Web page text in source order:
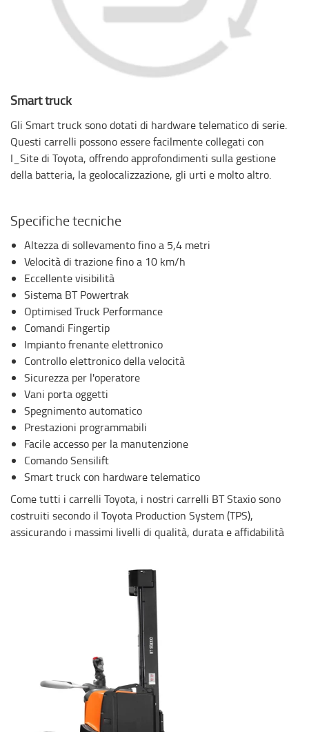
Smart truck
Gli Smart truck sono dotati di hardware telematico di serie.
Questi carrelli possono essere facilmente collegati con
I_Site di Toyota, offrendo approfondimenti sulla gestione
della batteria, la geolocalizzazione, gli urti e molto altro.
Specifiche tecniche
Altezza di sollevamento fino a 5,4 metri
Velocità di trazione fino a 10 km/h
Eccellente visibilità
Sistema BT Powertrak
Optimised Truck Performance
Comandi Fingertip
Impianto frenante elettronico
Controllo elettronico della velocità
Sicurezza per l'operatore
Vani porta oggetti
Spegnimento automatico
Prestazioni programmabili
Facile accesso per la manutenzione
Comando Sensilift
Smart truck con hardware telematico
Come tutti i carrelli Toyota, i nostri carrelli BT Staxio sono
costruiti secondo il Toyota Production System (TPS),
assicurando i massimi livelli di qualità, durata e affidabilità